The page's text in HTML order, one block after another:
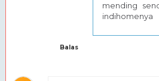
mending
indihomenya
Balas